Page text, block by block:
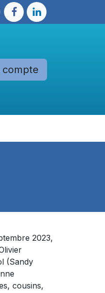
compte
2023,
(Sandy
cousins,